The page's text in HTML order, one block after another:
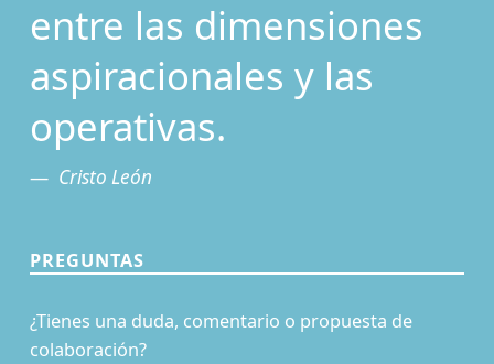
entre las dimensiones
aspiracionales y las
operativas.
Cristo León
PREGUNTAS
¿Tienes una duda, comentario o propuesta de
colaboración?